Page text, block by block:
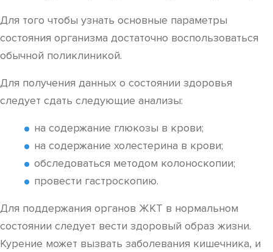
Для того чтобы узнать основные параметры
состояния организма достаточно воспользоваться
обычной поликлиникой.
Для получения данных о состоянии здоровья
следует сдать следующие анализы:
на содержание глюкозы в крови;
на содержание холестерина в крови;
обследоваться методом колоноскопии;
провести гастроскопию.
Для поддержания органов ЖКТ в нормальном
состоянии следует вести здоровый образ жизни.
Курение может вызвать заболевания кишечника, и